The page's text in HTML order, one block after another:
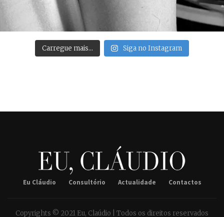
Carregue mais… Siga no Instagram
Eu Cláudio Consultório Actualidade Contactos
Copyrights © 2021 Eu, Claúdio | Todos os direitos reservados